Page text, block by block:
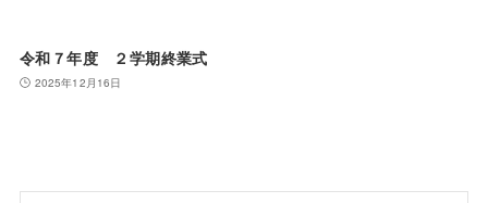
令和７年度 ２学期終業式
2025年12月16日